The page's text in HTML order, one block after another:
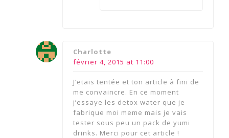
Charlotte
février 4, 2015 at 11:00
J’etais tentée et ton article à fini de
me convaincre. En ce moment
j’essaye les detox water que je
fabrique moi meme mais je vais
tester sous peu un pack de yumi
drinks. Merci pour cet article !